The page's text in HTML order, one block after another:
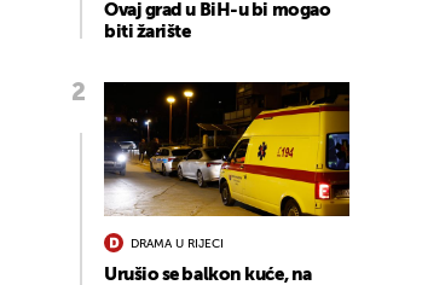
Ovaj grad u BiH-u bi mogao
biti žarište
DRAMA U RIJECI
Urušio se balkon kuće, na